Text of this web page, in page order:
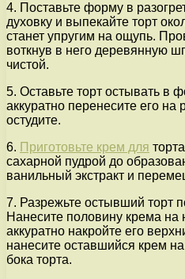
4. Поставьте форму в
духовку и выпекайте торт
станет упругим на ощупь.
воткнув в него деревянную
чистой.
5. Оставьте торт остывать в
аккуратно перенесите его на
остудите.
6. Приготовьте крем для
сахарной пудрой до
ванильный экстракт и
7. Разрежьте остывший торт
Нанесите половину крема на
аккуратно накройте его
нанесите оставшийся крем
бока торта.